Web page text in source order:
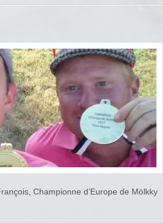
Championne d’Europe de Mölkky